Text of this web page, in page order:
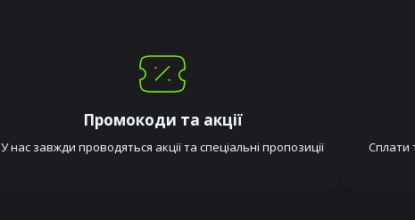
Промокоди та акції
У нас завжди проводяться акції та спеціальні пропозиції
Сплати